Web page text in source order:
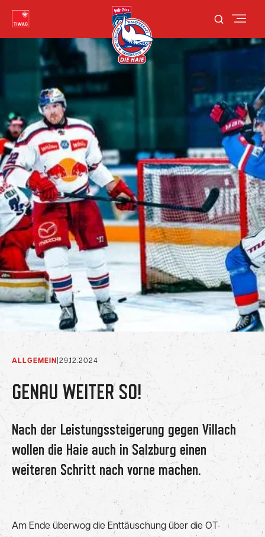
ALLGEMEIN |29.12.2024
GENAU WEITER SO!
Nach der Leistungssteigerung gegen Villach
wollen die Haie auch in Salzburg einen
weiteren Schritt nach vorne machen.
Am Ende überwog die Enttäuschung über die OT-